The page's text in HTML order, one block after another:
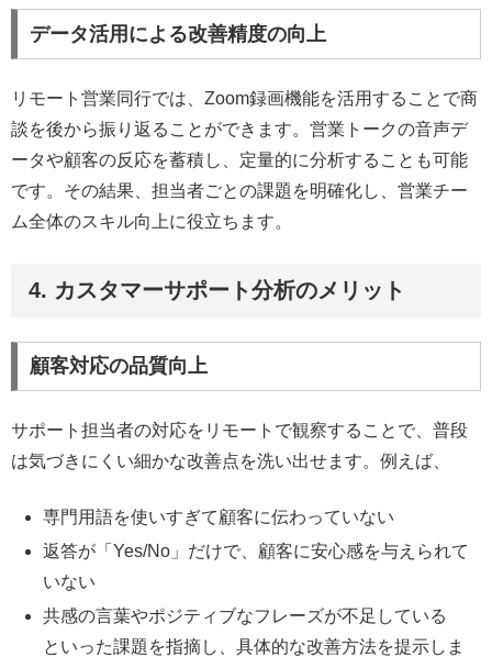
データ活用による改善精度の向上
リモート営業同行では、Zoom録画機能を活用することで商
談を後から振り返ることができます。営業トークの音声デ
ータや顧客の反応を蓄積し、定量的に分析することも可能
です。その結果、担当者ごとの課題を明確化し、営業チー
ム全体のスキル向上に役立ちます。
4. カスタマーサポート分析のメリット
顧客対応の品質向上
サポート担当者の対応をリモートで観察することで、普段
は気づきにくい細かな改善点を洗い出せます。例えば、
専門用語を使いすぎて顧客に伝わっていない
返答が「Yes/No」だけで、顧客に安心感を与えられて
いない
共感の言葉やポジティブなフレーズが不足している
といった課題を指摘し、具体的な改善方法を提示しま